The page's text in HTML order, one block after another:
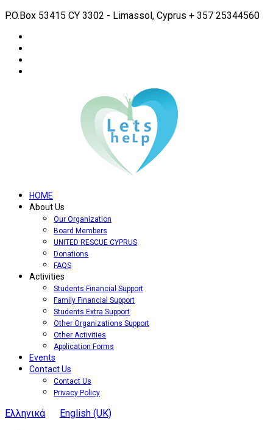
P.O.Box 53415 CY 3302 - Limassol, Cyprus + 357 25344560
HOME
About Us
Our Organization
Board Members
UNITED RESCUE CYPRUS
Donations
FAQS
Activities
Students Financial Support
Family Financial Support
Students Extra Support
Other Organizations Support
Other Activities
Application Forms
Events
Contact Us
Contact Us
Privacy Policy
Ελληνικά English (UK)